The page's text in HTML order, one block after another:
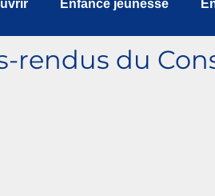
Enfance jeunesse
rendus du